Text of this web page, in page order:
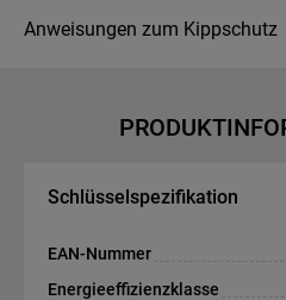
Anweisungen zum Kippschutz
Schlüsselspezifikation
EAN-Nummer
Energieeffizienzklasse